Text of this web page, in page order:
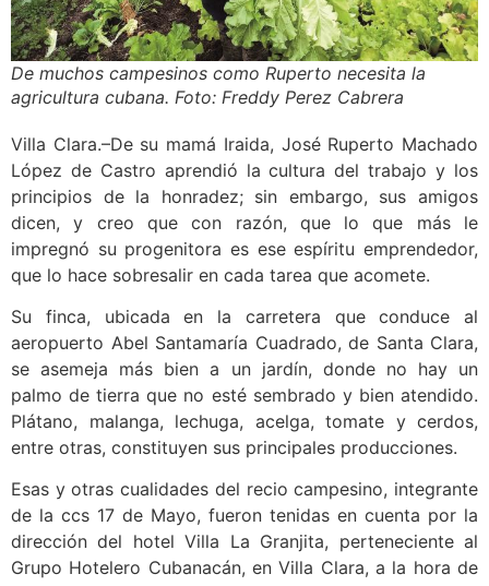
De muchos campesinos como Ruperto necesita la
agricultura cubana. Foto: Freddy Perez Cabrera
Villa Clara.–De su mamá Iraida, José Ruperto Machado
López de Castro aprendió la cultura del trabajo y los
principios de la honradez; sin embargo, sus amigos
dicen, y creo que con razón, que lo que más le
impregnó su progenitora es ese espíritu emprendedor,
que lo hace sobresalir en cada tarea que acomete.
Su finca, ubicada en la carretera que conduce al
aeropuerto Abel Santamaría Cuadrado, de Santa Clara,
se asemeja más bien a un jardín, donde no hay un
palmo de tierra que no esté sembrado y bien atendido.
Plátano, malanga, lechuga, acelga, tomate y cerdos,
entre otras, constituyen sus principales producciones.
Esas y otras cualidades del recio campesino, integrante
de la ccs 17 de Mayo, fueron tenidas en cuenta por la
dirección del hotel Villa La Granjita, perteneciente al
Grupo Hotelero Cubanacán, en Villa Clara, a la hora de